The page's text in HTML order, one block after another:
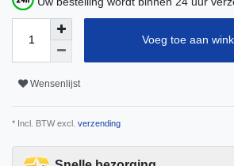
Voeg toe aan
Wensenlijst
* Incl. BTW excl. verzending